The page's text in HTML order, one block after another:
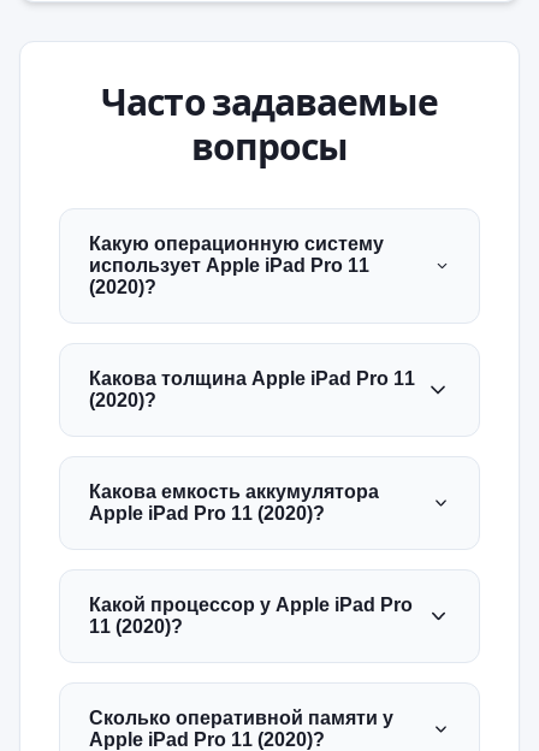
Часто задаваемые
вопросы
Какую операционную систему
использует Apple iPad Pro 11
(2020)?
Какова толщина Apple iPad Pro 11
(2020)?
Какова емкость аккумулятора
Apple iPad Pro 11 (2020)?
Какой процессор у Apple iPad Pro
11 (2020)?
Сколько оперативной памяти у
Apple iPad Pro 11 (2020)?